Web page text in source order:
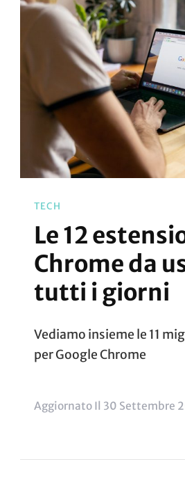
TECH
Le 12
Chrome da
tutti i giorni
Vediamo insieme le 11
per Google Chrome
Aggiornato Il 30 Settembre